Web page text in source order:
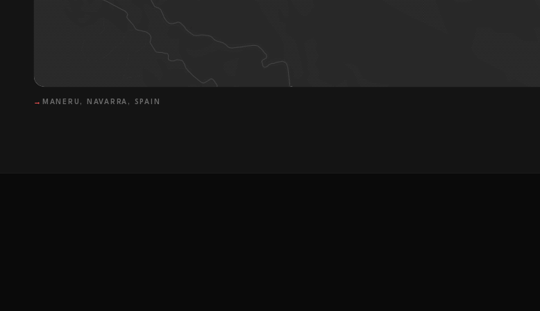
→ MANERU, NAVARRA, SPAIN